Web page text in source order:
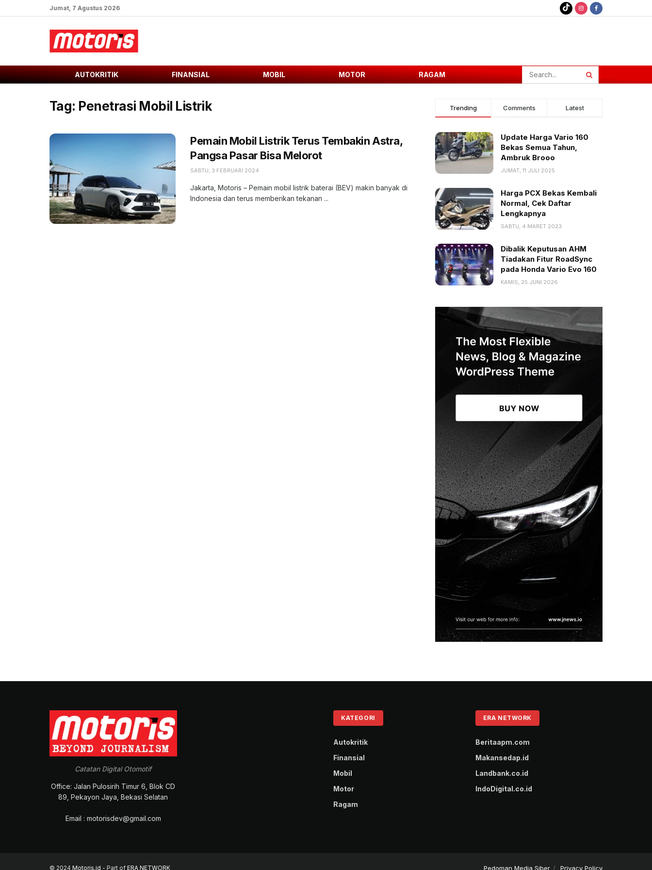
Jumat, 7 Agustus 2026
AUTOKRITIK FINANSIAL MOBIL MOTOR RAGAM
Tag: Penetrasi Mobil Listrik
Pemain Mobil Listrik Terus Tembakin Astra,
Pangsa Pasar Bisa Melorot
SABTU, 3 FEBRUARI 2024
Jakarta, Motoris – Pemain mobil listrik baterai (BEV) makin banyak di
Indonesia dan terus memberikan tekanan ...
Trending Comments Latest
Update Harga Vario 160
Bekas Semua Tahun,
Ambruk Brooo
JUMAT, 11 JULI 2025
Harga PCX Bekas Kembali
Normal, Cek Daftar
Lengkapnya
SABTU, 4 MARET 2023
Dibalik Keputusan AHM
Tiadakan Fitur RoadSync
pada Honda Vario Evo 160
KAMIS, 25 JUNI 2026
Catatan Digital Otomotif
Office: Jalan Pulosirih Timur 6, Blok CD
89, Pekayon Jaya, Bekasi Selatan
Email : motorisdev@gmail.com
KATEGORI
Autokritik
Finansial
Mobil
Motor
Ragam
ERA NETWORK
Beritaapm.com
Makansedap.id
Landbank.co.id
IndoDigital.co.id
Pedoman Media Siber Privacy Policy
© 2024 Motoris.id - Part of ERA NETWORK